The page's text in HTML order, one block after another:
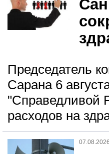
Председатель
Сарана 6
"Справедливой
расходов на